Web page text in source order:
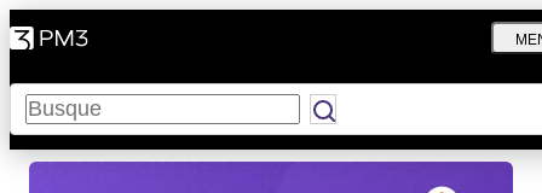
Pesquisar